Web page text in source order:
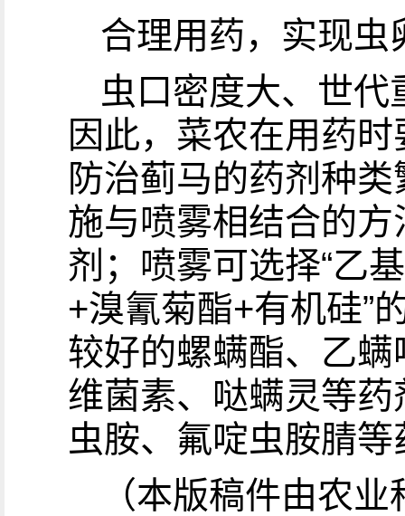
合理用药，实现虫
虫口密度大、世
因此，菜农在用药
防治蓟马的药剂种
施与喷雾相结合的
剂；喷雾可选择“乙
+溴氰菊酯+有机硅”
较好的螺螨酯、乙
维菌素、哒螨灵等
虫胺、氟啶虫胺腈等
（本版稿件由农